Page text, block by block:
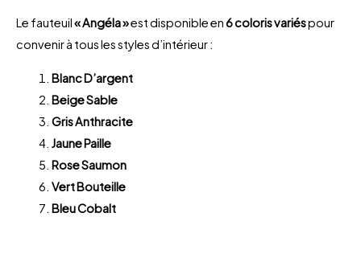
Le fauteuil« Angéla »est disponible en6 coloris variéspour
convenir à tous les styles d’intérieur :
Blanc D’argent
Beige Sable
Gris Anthracite
Jaune Paille
Rose Saumon
Vert Bouteille
Bleu Cobalt